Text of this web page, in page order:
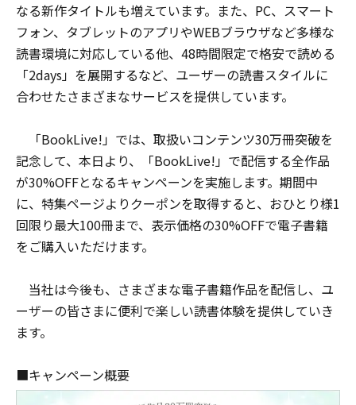
なる新作タイトルも増えています。また、PC、スマート
フォン、タブレットのアプリやWEBブラウザなど多様な
読書環境に対応している他、48時間限定で格安で読める
「2days」を展開するなど、ユーザーの読書スタイルに
合わせたさまざまなサービスを提供しています。
「BookLive!」では、取扱いコンテンツ30万冊突破を
記念して、本日より、「BookLive!」で配信する全作品
が30%OFFとなるキャンペーンを実施します。期間中
に、特集ページよりクーポンを取得すると、おひとり様1
回限り最大100冊まで、表示価格の30%OFFで電子書籍
をご購入いただけます。
当社は今後も、さまざまな電子書籍作品を配信し、ユ
ーザーの皆さまに便利で楽しい読書体験を提供していき
ます。
■キャンペーン概要